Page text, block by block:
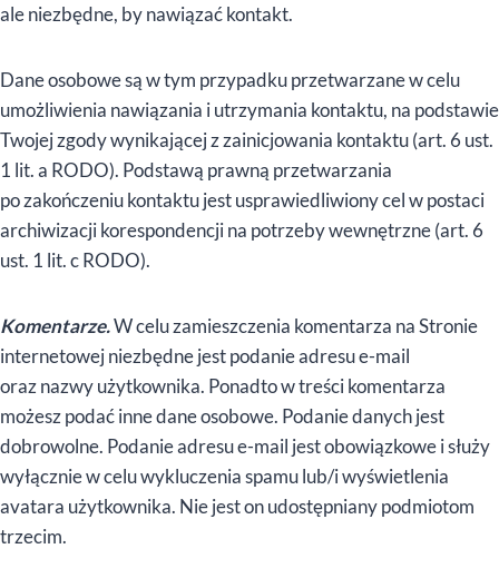
ale niezbędne, by nawiązać kontakt.
Dane osobowe są w tym przypadku przetwarzane w celu
umożliwienia nawiązania i utrzymania kontaktu, na podstawie
Twojej zgody wynikającej z zainicjowania kontaktu (art. 6 ust.
1 lit. a RODO). Podstawą prawną przetwarzania
po zakończeniu kontaktu jest usprawiedliwiony cel w postaci
archiwizacji korespondencji na potrzeby wewnętrzne (art. 6
ust. 1 lit. c RODO).
Komentarze.W celu zamieszczenia komentarza na Stronie
internetowej niezbędne jest podanie adresu e-mail
oraz nazwy użytkownika. Ponadto w treści komentarza
możesz podać inne dane osobowe. Podanie danych jest
dobrowolne. Podanie adresu e-mail jest obowiązkowe i służy
wyłącznie w celu wykluczenia spamu lub/i wyświetlenia
avatara użytkownika. Nie jest on udostępniany podmiotom
trzecim.